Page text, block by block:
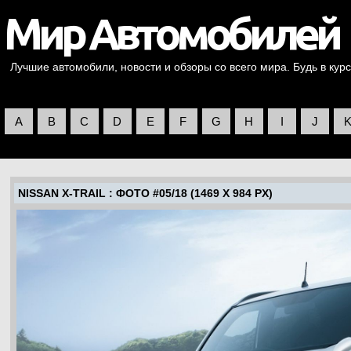
Лучшие автомобили, новости и обзоры со всего мира. Будь в
A B C D E F G H I J K
NISSAN X-TRAIL : ФОТО #05/18 (1469 X 984 PX)